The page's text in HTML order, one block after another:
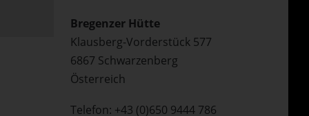
Bregenzer Hütte
Klausberg-Vorderstück 577
6867 Schwarzenberg
Österreich
Telefon: +43 (0)650 9444 786